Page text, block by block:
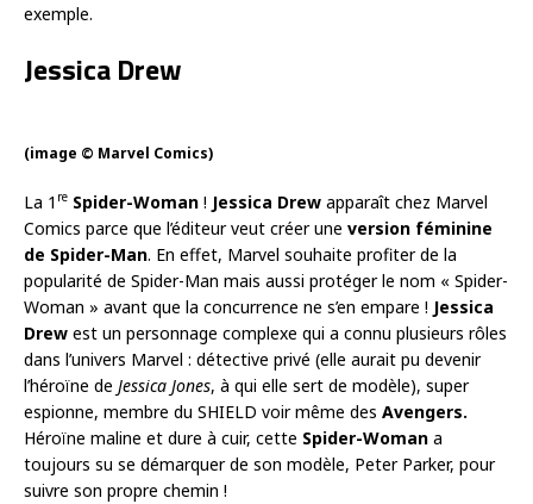
exemple.
Jessica Drew
(image © Marvel Comics)
La 1 re Spider-Woman ! Jessica Drew apparaît chez Marvel
Comics parce que l’éditeur veut créer une version féminine
de Spider-Man. En effet, Marvel souhaite profiter de la
popularité de Spider-Man mais aussi protéger le nom « Spider-
Woman » avant que la concurrence ne s’en empare ! Jessica
Drew est un personnage complexe qui a connu plusieurs rôles
dans l’univers Marvel : détective privé (elle aurait pu devenir
l’héroïne de Jessica Jones, à qui elle sert de modèle), super
espionne, membre du SHIELD voir même des Avengers.
Héroïne maline et dure à cuir, cette Spider-Woman a
toujours su se démarquer de son modèle, Peter Parker, pour
suivre son propre chemin !